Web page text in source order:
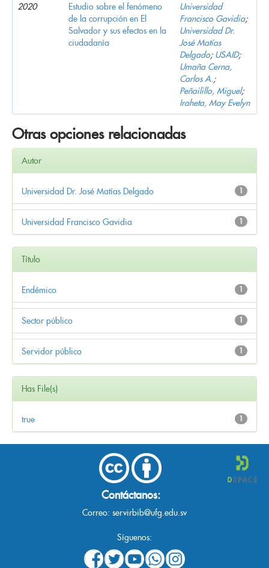
2020
Estudio sobre el fenómeno
de la corrupción en El
Salvador y sus efectos en la
ciudadanía
Universidad
Francisco Gavidia;
Universidad Dr.
José Matías
Delgado; USAID;
Umaña Cerna,
Carlos A.;
Peñailillo, Miguel;
Iraheta, May Evelyn
Otras opciones relacionadas
Autor
1
Universidad Dr. José Matías Delgado
1
Universidad Francisco Gavidia
Título
1
Endémico
1
Sector público
1
Servidor público
Has File(s)
1
true
Contáctanos:
Correo: servirbib@ufg.edu.sv
Síguenos: